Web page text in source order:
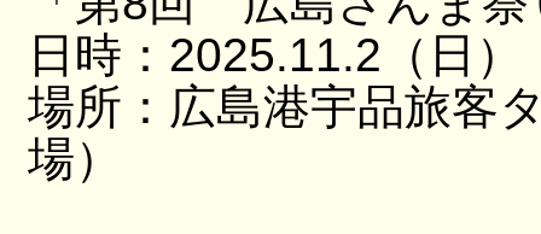
日時：2025.11.2（日
場所：広島港宇品旅客
場）